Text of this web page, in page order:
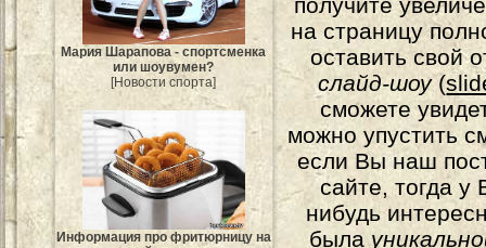
Мария Шарапова - спортсменка
или шоувумен?
[Новости спорта]
Информация про фритюрницу на
на страницу
оставить свой
слайд-шоу(
сможете
можно упустить
если Вы наш
сайте, тогда у
нибудь
была